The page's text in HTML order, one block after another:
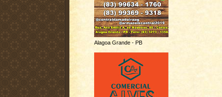
Alagoa Grande - PB